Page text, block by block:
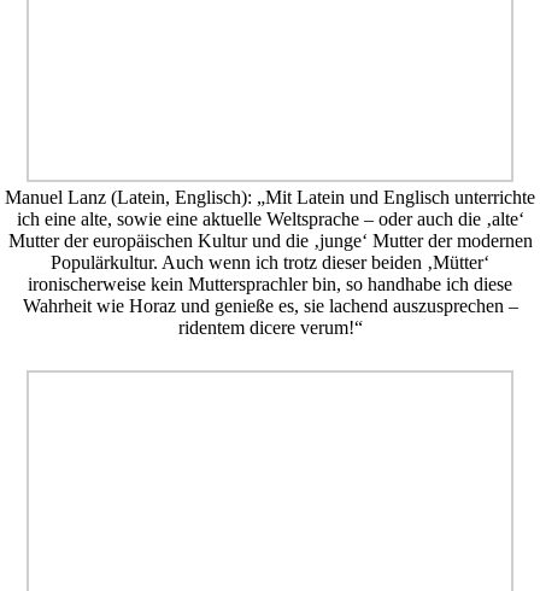
Manuel Lanz (Latein, Englisch): „Mit Latein und Englisch unterrichte
ich eine alte, sowie eine aktuelle Weltsprache – oder auch die ‚alte‘
Mutter der europäischen Kultur und die ‚junge‘ Mutter der modernen
Populärkultur. Auch wenn ich trotz dieser beiden ‚Mütter‘
ironischerweise kein Muttersprachler bin, so handhabe ich diese
Wahrheit wie Horaz und genieße es, sie lachend auszusprechen –
ridentem dicere verum!“